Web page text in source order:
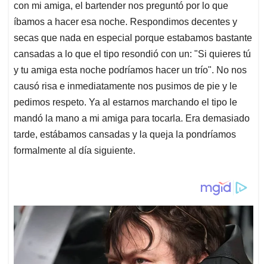
con mi amiga, el bartender nos preguntó por lo que
íbamos a hacer esa noche. Respondimos decentes y
secas que nada en especial porque estabamos bastante
cansadas a lo que el tipo resondió con un: "Si quieres tú
y tu amiga esta noche podríamos hacer un trío". No nos
causó risa e inmediatamente nos pusimos de pie y le
pedimos respeto. Ya al estarnos marchando el tipo le
mandó la mano a mi amiga para tocarla. Era demasiado
tarde, estábamos cansadas y la queja la pondríamos
formalmente al día siguiente.